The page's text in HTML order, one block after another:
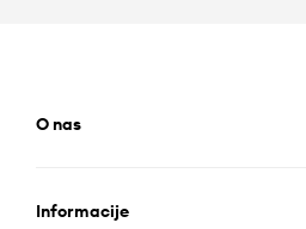
O nas
Informacije